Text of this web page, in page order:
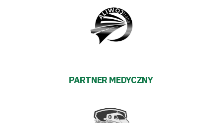
PARTNER MEDYCZNY